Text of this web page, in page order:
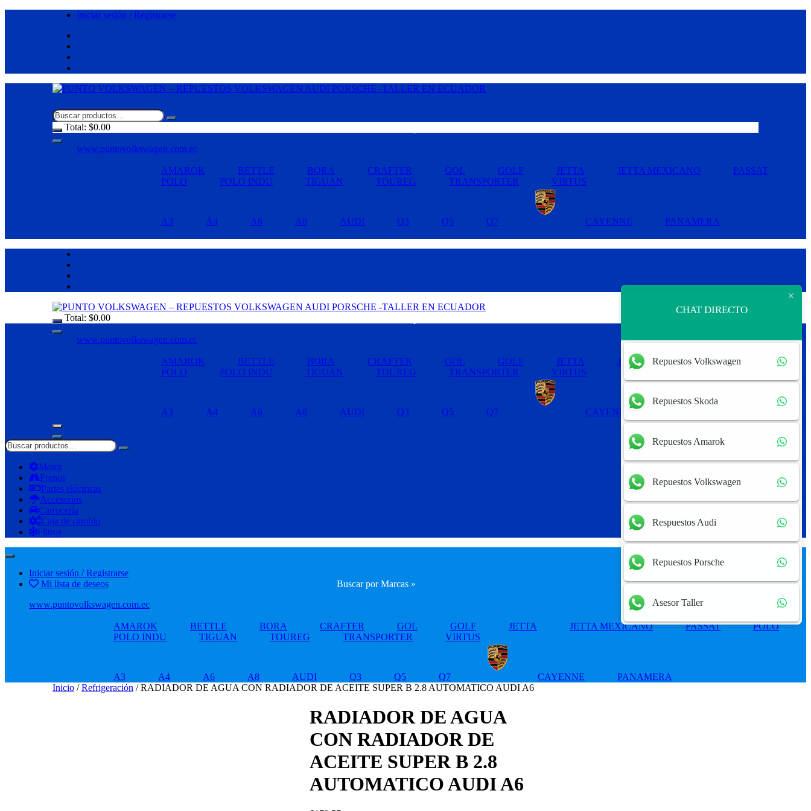
Iniciar sesión / Registrarse
Total: $0.00
www.puntovolkswagen.com.ec
AMAROK BETTLE BORA CRAFTER GOL GOLF JETTA JETTA MEXICANO
PASSAT
POLO
POLO INDU TIGUAN TOUREG TRANSPORTER VIRTUS
A3 A4 A6 A8 AUDI Q3 Q5 Q7 CAYENNE PANAMERA
Total: $0.00
www.puntovolkswagen.com.ec
AMAROK BETTLE BORA CRAFTER GOL GOLF JETTA JETTA MEXICANO
PASSAT
POLO
POLO INDU TIGUAN TOUREG TRANSPORTER VIRTUS
A3 A4 A6 A8 AUDI Q3 Q5 Q7 CAYENNE
Motor
Frenos
Partes eléctricas
Accesorios
Carrocería
Caja de cambio
Filtros
Iniciar sesión / Registrarse
Mi lista de deseos
www.puntovolkswagen.com.ec
Buscar por Marcas »
AMAROK BETTLE BORA CRAFTER GOL GOLF JETTA JETTA MEXICANO PASSAT
POLO
POLO INDU
TIGUAN TOUREG TRANSPORTER VIRTUS
A3 A4 A6 A8 AUDI Q3 Q5 Q7 CAYENNE
PANAMERA
Inicio /Refrigeración / RADIADOR DE AGUA CON RADIADOR DE ACEITE SUPER B 2.8 AUTOMATICO AUDI A6
RADIADOR DE AGUA
CON RADIADOR DE
ACEITE SUPER B 2.8
AUTOMATICO AUDI A6
CHAT DIRECTO
Repuestos Volkswagen
Repuestos Skoda
Repuestos Amarok
Repuestos Volkswagen
Respuestos Audi
Repuestos Porsche
Asesor Taller